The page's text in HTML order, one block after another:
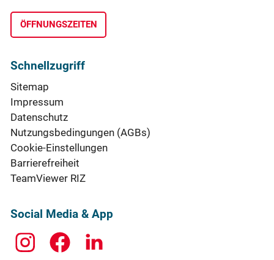
ÖFFNUNGSZEITEN
Schnellzugriff
Sitemap
Impressum
Datenschutz
Nutzungsbedingungen (AGBs)
Cookie-Einstellungen
Barrierefreiheit
TeamViewer RIZ
Social Media & App